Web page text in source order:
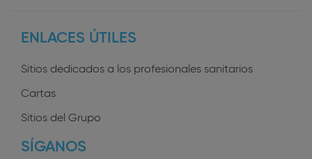
ENLACES ÚTILES
Sitios dedicados a los profesionales sanitarios
Cartas
Sitios del Grupo
SÍGANOS